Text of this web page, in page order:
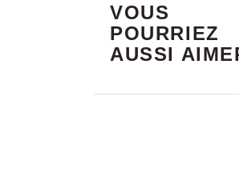
VOUS
POURRIEZ
AUSSI